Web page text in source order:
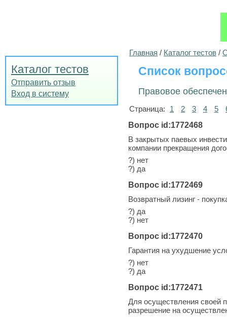
Каталог тестов
Отправить отзыв
Вход в систему
Главная / Каталог тестов /
Список
Правовое
Страница: 1 2 3 4 5
Вопрос id:1772468
В закрытых паевых
компании прекращения
?) нет
?) да
Вопрос id:1772469
Возвратный лизинг -
?) да
?) нет
Вопрос id:1772470
Гарантия на ухудшение
?) нет
?) да
Вопрос id:1772471
Для осуществления своей
разрешение на